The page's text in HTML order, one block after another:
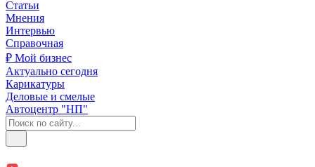
Статьи
Мнения
Интервью
Справочная
₽ Мой бизнес
Актуально сегодня
Карикатуры
Деловые и смелые
Автоцентр "НП"